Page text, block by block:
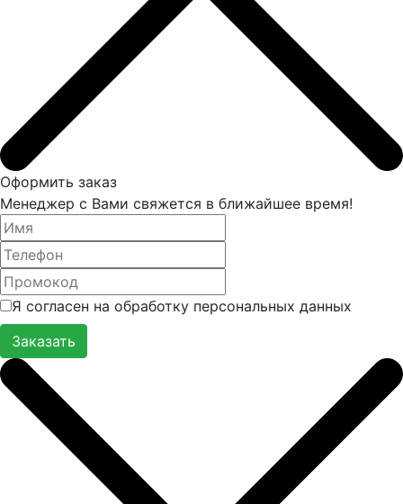
Оформить заказ
Менеджер с Вами свяжется в ближайшее время!
Я согласен на обработку персональных данных
Заказать